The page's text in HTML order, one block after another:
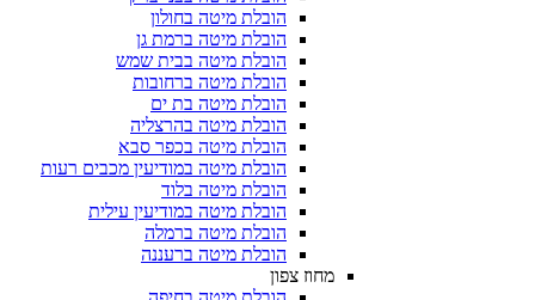
הובלת מיטה בחולון
הובלת מיטה ברמת גן
הובלת מיטה בבית שמש
הובלת מיטה ברחובות
הובלת מיטה בת ים
הובלת מיטה בהרצליה
הובלת מיטה בכפר סבא
הובלת מיטה במודיעין מכבים רעות
הובלת מיטה בלוד
הובלת מיטה במודיעין עילית
הובלת מיטה ברמלה
הובלת מיטה ברעננה
מחוז צפון